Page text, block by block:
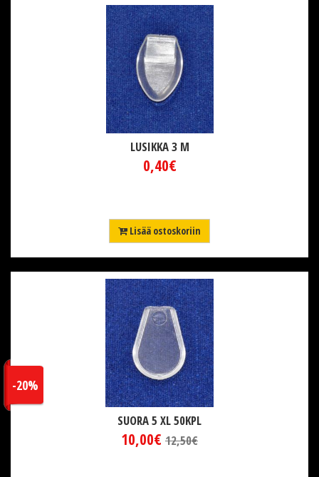
LUSIKKA 3 M
0,40€
Lisää ostoskoriin
SUORA 5 XL 50KPL
10,00€
-20%
12,50€